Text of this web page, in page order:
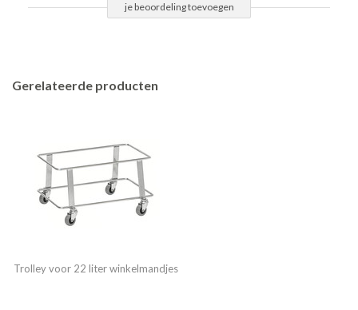
je beoordeling toevoegen
Gerelateerde producten
Trolley voor 22 liter winkelmandjes